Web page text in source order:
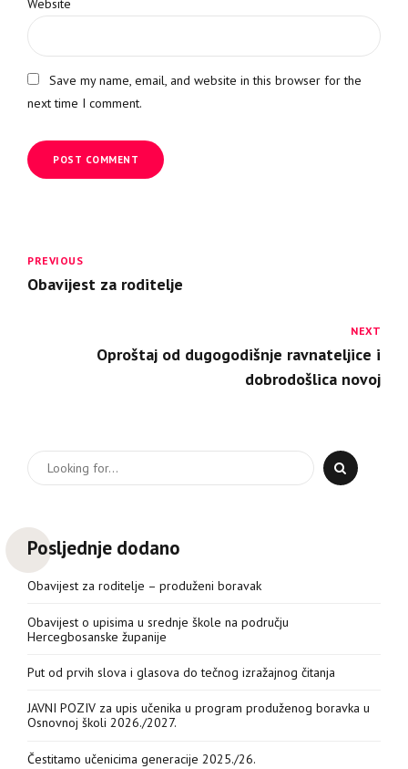
Website
Save my name, email, and website in this browser for the
next time I comment.
POST COMMENT
PREVIOUS
Obavijest za roditelje
NEXT
Oproštaj od dugogodišnje ravnateljice i
dobrodošlica novoj
Posljednje dodano
Obavijest za roditelje – produženi boravak
Obavijest o upisima u srednje škole na području
Hercegbosanske županije
Put od prvih slova i glasova do tečnog izražajnog čitanja
JAVNI POZIV za upis učenika u program produženog boravka u
Osnovnoj školi 2026./2027.
Čestitamo učenicima generacije 2025./26.